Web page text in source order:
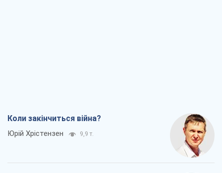
Коли закінчиться війна?
Юрій Хрістензен 9,9 т.